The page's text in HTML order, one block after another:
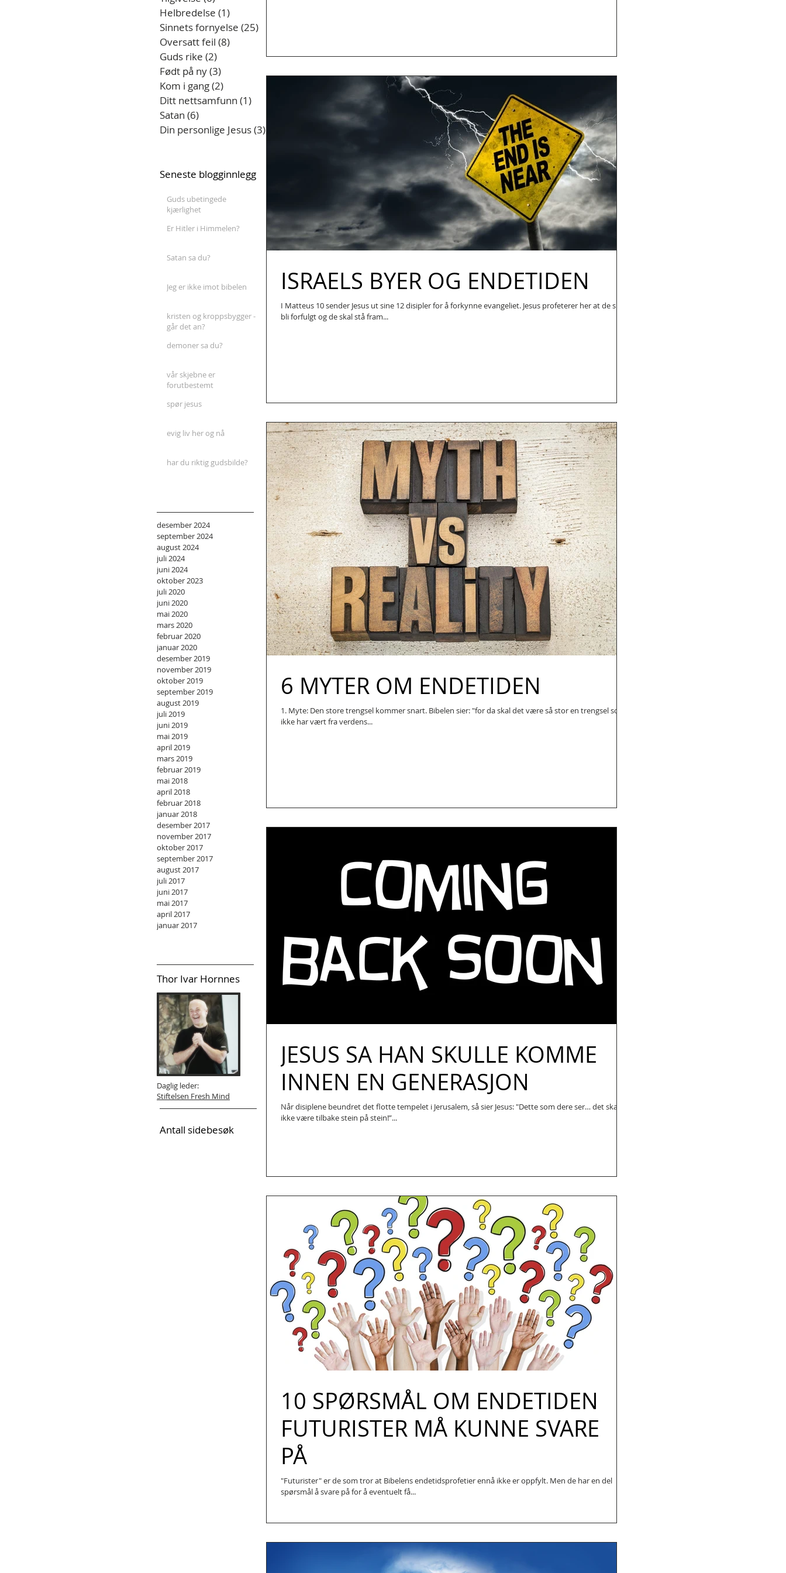
Helbredelse (1)
Sinnets fornyelse (25)
Oversatt feil (8)
Guds rike (2)
Født på ny(3)
Kom i gang(2)
Ditt nettsamfunn (1)
Satan (6)
Din personlige Jesus(3)
Seneste blogginnlegg
Guds ubetingede
kjærlighet
Er Hitler i Himmelen?
Satan sa du?
Jeg er ikke imot bibelen
kristen og kroppsbygger -
går det an?
demoner sa du?
vår skjebne er
forutbestemt
spør jesus
evig liv her og nå
har du riktig gudsbilde?
desember 2024
september 2024
august 2024
juli 2024
juni 2024
oktober 2023
juli 2020
juni 2020
mai 2020
mars 2020
februar 2020
januar 2020
desember 2019
november 2019
oktober 2019
september 2019
august 2019
juli 2019
juni 2019
mai 2019
april 2019
mars 2019
februar 2019
mai 2018
april 2018
februar 2018
januar 2018
desember 2017
november 2017
oktober 2017
september 2017
august 2017
juli 2017
juni 2017
mai 2017
april 2017
januar 2017
Thor Ivar Hornnes
Daglig leder:
Stiftelsen Fresh Mind
Antall sidebesøk
ISRAELS BYER OG ENDETIDEN
I Matteus 10 sender Jesus ut sine 12 disipler for å forkynne evangeliet. Jesus profeterer her at de skal
bli forfulgt og de skal stå fram...
6 MYTER OM ENDETIDEN
1. Myte: Den store trengsel kommer snart. Bibelen sier: "for da skal det være så stor en trengsel som
ikke har vært fra verdens...
JESUS SA HAN SKULLE KOMME
INNEN EN GENERASJON
Når disiplene beundret det flotte tempelet i Jerusalem, så sier Jesus: "Dette som dere ser… det skal
ikke være tilbake stein på stein!”...
10 SPØRSMÅL OM ENDETIDEN
FUTURISTER MÅ KUNNE SVARE
PÅ
"Futurister" er de som tror at Bibelens endetidsprofetier ennå ikke er oppfylt. Men de har en del
spørsmål å svare på for å eventuelt få...